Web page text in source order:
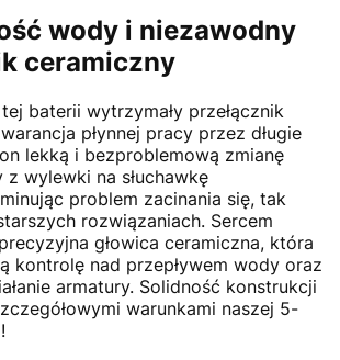
wody i niezawodny
ceramiczny
baterii wytrzymały przełącznik
płynnej pracy przez długie
lekką i bezproblemową zmianę
wylewki na słuchawkę
problem zacinania się, tak
rozwiązaniach. Sercem
głowica ceramiczna, która
kontrolę nad przepływem wody oraz
armatury. Solidność konstrukcji
warunkami naszej 5-